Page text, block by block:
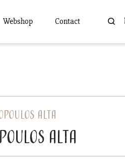
Webshop Contact
Alta
Alta